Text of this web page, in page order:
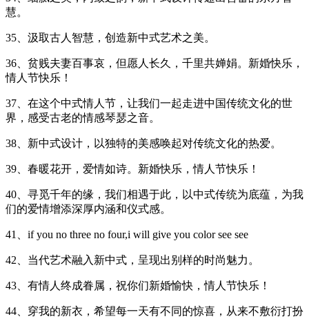
慧。
35、汲取古人智慧，创造新中式艺术之美。
36、贫贱夫妻百事哀，但愿人长久，千里共婵娟。新婚快乐，
情人节快乐！
37、在这个中式情人节，让我们一起走进中国传统文化的世
界，感受古老的情感琴瑟之音。
38、新中式设计，以独特的美感唤起对传统文化的热爱。
39、春暖花开，爱情如诗。新婚快乐，情人节快乐！
40、寻觅千年的缘，我们相遇于此，以中式传统为底蕴，为我
们的爱情增添深厚内涵和仪式感。
41、if you no three no four,i will give you color see see
42、当代艺术融入新中式，呈现出别样的时尚魅力。
43、有情人终成眷属，祝你们新婚愉快，情人节快乐！
44、穿我的新衣，希望每一天有不同的惊喜，从来不敷衍打扮